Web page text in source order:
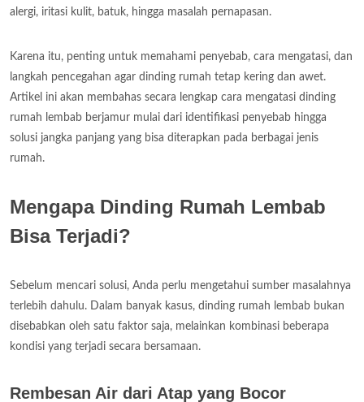
alergi, iritasi kulit, batuk, hingga masalah pernapasan.
Karena itu, penting untuk memahami penyebab, cara mengatasi, dan
langkah pencegahan agar dinding rumah tetap kering dan awet.
Artikel ini akan membahas secara lengkap cara mengatasi dinding
rumah lembab berjamur mulai dari identifikasi penyebab hingga
solusi jangka panjang yang bisa diterapkan pada berbagai jenis
rumah.
Mengapa Dinding Rumah Lembab
Bisa Terjadi?
Sebelum mencari solusi, Anda perlu mengetahui sumber masalahnya
terlebih dahulu. Dalam banyak kasus, dinding rumah lembab bukan
disebabkan oleh satu faktor saja, melainkan kombinasi beberapa
kondisi yang terjadi secara bersamaan.
Rembesan Air dari Atap yang Bocor